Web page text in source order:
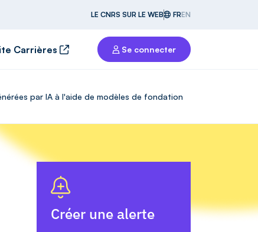
LE CNRS SUR LE WEB FREN
Carrières Se connecter
par IA à l'aide de modèles de fondation
Créer une alerte